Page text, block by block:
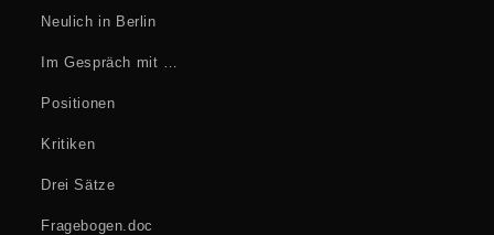
Neulich in Berlin
Im Gespräch mit …
Positionen
Kritiken
Drei Sätze
Fragebogen.doc